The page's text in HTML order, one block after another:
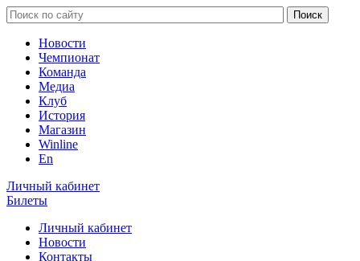
Новости
Чемпионат
Команда
Медиа
Клуб
История
Магазин
Winline
En
Личный кабинет
Билеты
Личный кабинет
Новости
Контакты